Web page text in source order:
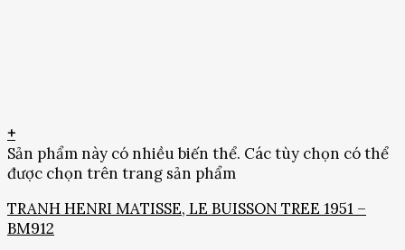
+
Sản phẩm này có nhiều biến thể. Các tùy chọn có thể
được chọn trên trang sản phẩm
TRANH HENRI MATISSE, LE BUISSON TREE 1951 –
BM912